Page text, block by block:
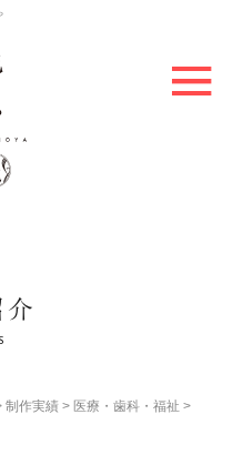
制作実績
医療・歯科・福祉